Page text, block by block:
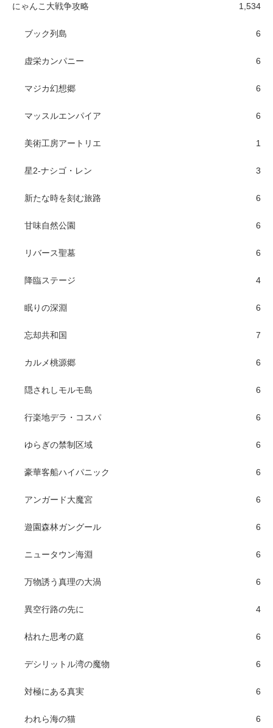
にゃんこ大戦争攻略 1,534
ブック列島 6
虚栄カンパニー 6
マジカ幻想郷 6
マッスルエンパイア 6
美術工房アートリエ 1
星2-ナシゴ・レン 3
新たな時を刻む旅路 6
甘味自然公園 6
リバース聖墓 6
降臨ステージ 4
眠りの深淵 6
忘却共和国 7
カルメ桃源郷 6
隠されしモルモ島 6
行楽地デラ・コスパ 6
ゆらぎの禁制区域 6
豪華客船ハイパニック 6
アンガード大魔宮 6
遊園森林ガングール 6
ニュータウン海淵 6
万物誘う真理の大渦 6
異空行路の先に 4
枯れた思考の庭 6
デシリットル湾の魔物 6
対極にある真実 6
われら海の猫 6